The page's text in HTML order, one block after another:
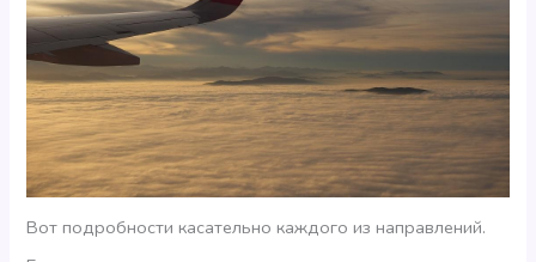
Вот подробности касательно каждого из направлений.